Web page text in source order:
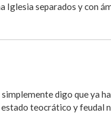
Iglesia separados y con
digo que ya
teocrático y feudal